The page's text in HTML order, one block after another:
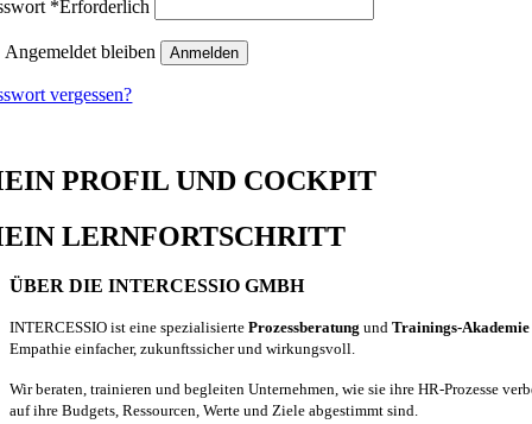
*Erforderlich
Angemeldet bleiben Anmelden
vergessen?
PROFIL UND COCKPIT
LERNFORTSCHRITT
ÜBER DIE INTERCESSIO GMBH
INTERCESSIO ist eine spezialisierte Prozessberatung und Trainings-Akademie
Empathie einfacher, zukunftssicher und wirkungsvoll.
Wir beraten, trainieren und begleiten Unternehmen, wie sie ihre HR-Prozesse
auf ihre Budgets, Ressourcen, Werte und Ziele abgestimmt sind.